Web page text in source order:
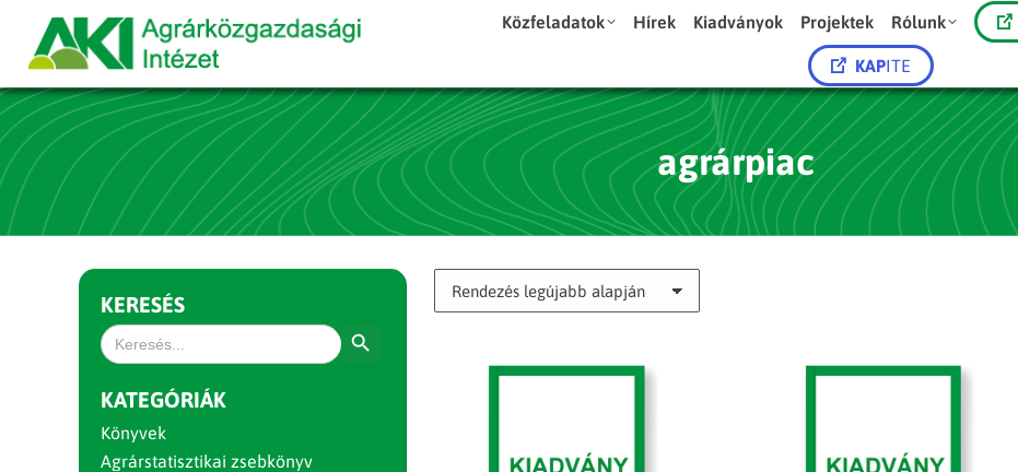
Közfeladatok Hírek Kiadványok Projektek Rólunk
KAPITE
agrárpiac
KERESÉS
Search
for:
KATEGÓRIÁK
Könyvek
Agrárstatisztikai zsebkönyv